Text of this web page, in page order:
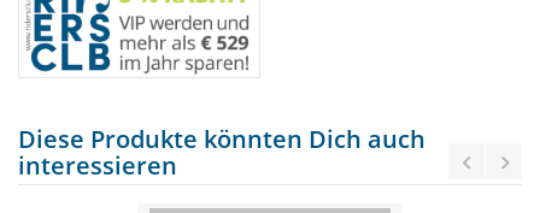
Diese Produkte könnten Dich auch
interessieren